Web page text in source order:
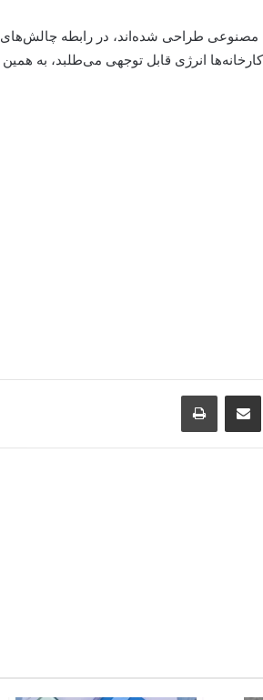
مصنوعی طراحی شده‌اند، در رابطه چالش‌های
انرژی قابل توجهی می‌طلبد، به همین